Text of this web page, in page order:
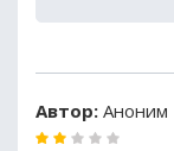
Автор: Аноним